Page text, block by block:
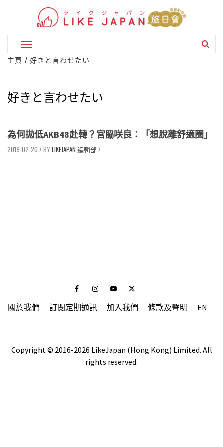
Primary
Menu
主頁 好きと言わせたい
好きと言わせたい
為何拋低AKB48赴韓？宮脇咲良：「想脫離舒適圈」
2019-02-20 / LIKEJAPAN 編輯部/
FacebookInstagramYoutubeTwitter
關於我們 訂閱定期通訊 加入我們 條款及聲明 EN
Copyright © 2016-2026 LikeJapan (Hong Kong) Limited. All
rights reserved.